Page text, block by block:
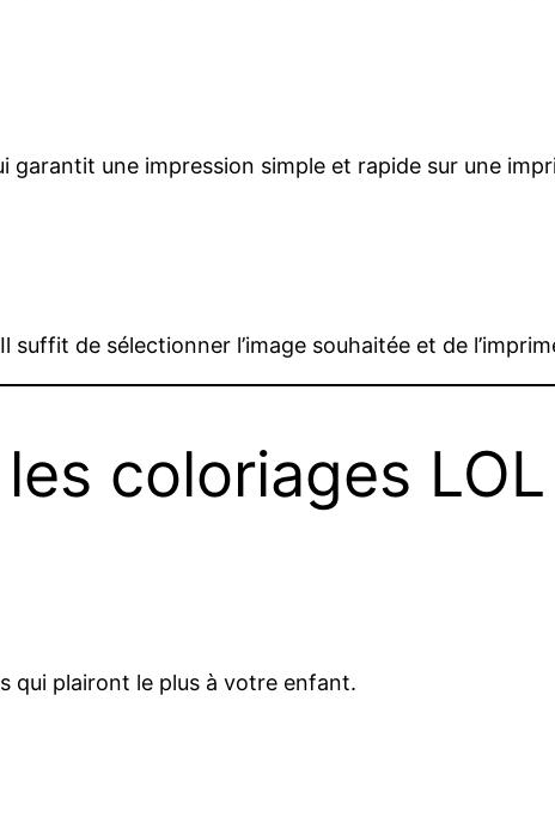
garantit une impression simple et rapide sur une
de sélectionner l’image souhaitée et de
coloriages LOL
qui plairont le plus à votre enfant.